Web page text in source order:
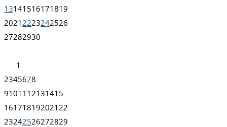
13141516171819
2021 2223242526
27282930
1
2345678
91011 12131415
161718192021 22
23242526272829